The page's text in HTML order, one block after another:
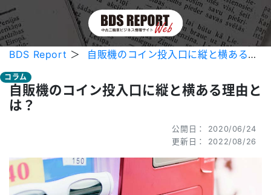
BDS Report ＞ 自販機のコイン投入口に縦と横ある理由とは？
コラム
自販機のコイン投入口に縦と横ある理由と
は？
公開日： 2020/06/24
更新日： 2022/08/26